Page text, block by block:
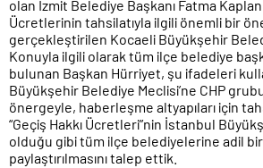
olan İzmit Belediye Başkanı Fatma
Ücretlerinin tahsilatıyla ilgili önemli bir
gerçekleştirilen Kocaeli Büyükşehir
Konuyla ilgili olarak tüm ilçe belediye
bulunan Başkan Hürriyet, şu ifadeleri
Büyükşehir Belediye Meclisi’ne CHP
önergeyle, haberleşme altyapıları için
“Geçiş Hakkı Ücretleri”nin İstanbul
olduğu gibi tüm ilçe belediyelerine adil
paylaştırılmasını talep ettik.